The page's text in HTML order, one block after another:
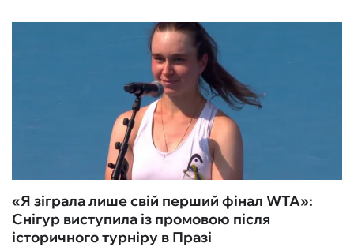
ІНШІ
«Я зіграла лише свій перший фінал WTA»:
Снігур виступила із промовою після
історичного турніру в Празі